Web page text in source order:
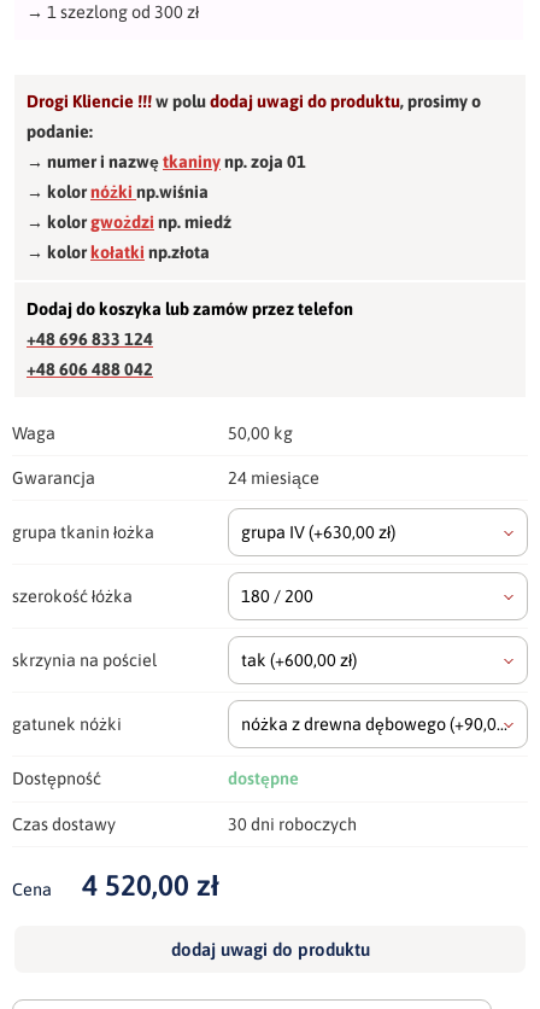
→ 1 szezlong od 300 zł
Drogi Kliencie !!!w poludodaj uwagi do produktu,prosimy o
podanie:
→ numer i nazwętkaninynp. zoja 01
→ kolornóżki np.wiśnia
→ kolorgwożdzi np. miedź
→ kolorkołatki np.złota
Dodaj do koszyka lub zamów przez telefon
+48 696 833 124
+48 606 488 042
Waga 50,00 kg
Gwarancja 24 miesiące
grupa tkanin łożka grupa IV(+630,00 zł)
szerokość łóżka 180 / 200
skrzynia na pościel tak (+600,00 zł)
gatunek nóżki nóżka z drewna dębowego(+90,00 zł)
Dostępność dostępne
Czas dostawy 30 dni roboczych
Cena 4 520,00 zł
dodaj uwagi do produktu